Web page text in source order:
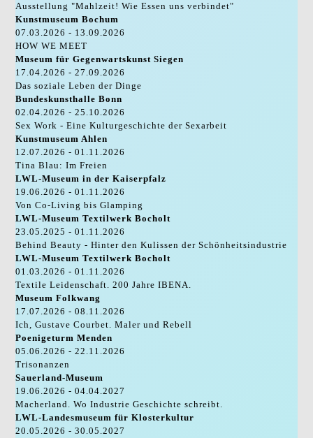
Ausstellung "Mahlzeit! Wie Essen uns verbindet"
Kunstmuseum Bochum
07.03.2026 - 13.09.2026
HOW WE MEET
Museum für Gegenwartskunst Siegen
17.04.2026 - 27.09.2026
Das soziale Leben der Dinge
Bundeskunsthalle Bonn
02.04.2026 - 25.10.2026
Sex Work - Eine Kulturgeschichte der Sexarbeit
Kunstmuseum Ahlen
12.07.2026 - 01.11.2026
Tina Blau: Im Freien
LWL-Museum in der Kaiserpfalz
19.06.2026 - 01.11.2026
Von Co-Living bis Glamping
LWL-Museum Textilwerk Bocholt
23.05.2025 - 01.11.2026
Behind Beauty - Hinter den Kulissen der Schönheitsindustrie
LWL-Museum Textilwerk Bocholt
01.03.2026 - 01.11.2026
Textile Leidenschaft. 200 Jahre IBENA.
Museum Folkwang
17.07.2026 - 08.11.2026
Ich, Gustave Courbet. Maler und Rebell
Poenigeturm Menden
05.06.2026 - 22.11.2026
Trisonanzen
Sauerland-Museum
19.06.2026 - 04.04.2027
Macherland. Wo Industrie Geschichte schreibt.
LWL-Landesmuseum für Klosterkultur
20.05.2026 - 30.05.2027